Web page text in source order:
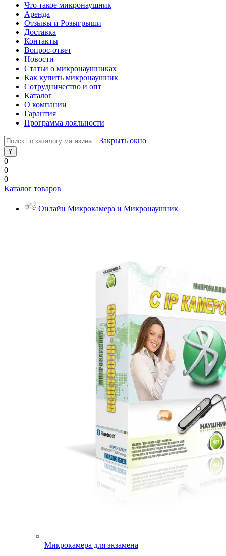
Что такое микронаушник
Аренда
Отзывы и Розыгрыши
Доставка
Контакты
Вопрос-ответ
Новости
Статьи о микронаушниках
Как купить микронаушник
Сотрудничество и опт
Каталог
О компании
Гарантия
Программа лояльности
Закрыть окно
0
0
0
Каталог товаров
Онлайн Микрокамера и Микронаушник
Микрокамера для экзамена